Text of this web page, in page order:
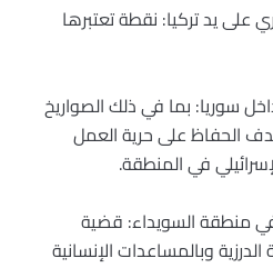
على يد تركيا: نقطة تعتبرها
سوريا: بما في ذلك ‏الصواريخ
الحفاظ على حرية العمل
في المنطقة.‏
في منطقة السويداء: قضية
وبالمساعدات الإنسانية